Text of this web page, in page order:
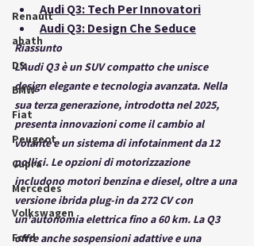
Renault
abath
DS
BMW
Fiat
Peugeot
Cupra
Mercedes
Volkswagen
Ford
Audi Q3: Tech Per Innovatori
Audi Q3: Design Che Seduce
Riassunto
L'Audi Q3 è un SUV compatto che unisce
design elegante e tecnologia avanzata. Nella
sua terza generazione, introdotta nel 2025,
presenta innovazioni come il cambio al
volante e un sistema di infotainment da 12
pollici. Le opzioni di motorizzazione
includono motori benzina e diesel, oltre a una
versione ibrida plug-in da 272 CV con
un'autonomia elettrica fino a 60 km. La Q3
offre anche sospensioni adattive e una